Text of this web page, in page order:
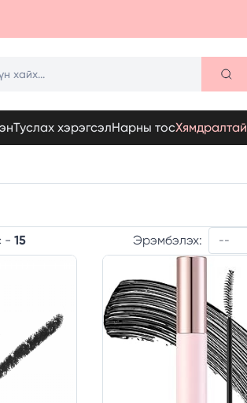
Туслах хэрэгсэлНарны тосХямдралтай
- 15 Эрэмбэлэх: